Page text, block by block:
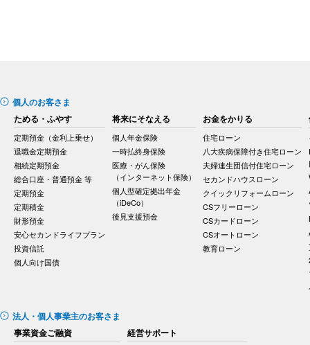
個人のお客さま
ためる・ふやす
定期預金（金利上乗せ）
退職金定期預金
相続定期預金
総合口座・普通預金 等
定期預金
定期積金
財形預金
安心セカンドライフプラン
投資信託
個人向け国債
将来にそなえる
個人年金保険
一時払終身保険
医療・がん保険
（インターネット保険）
個人型確定拠出年金
（iDeCo）
後見支援預金
お金をかりる
住宅ローン
八大疾病保障付き住宅ローン
夫婦連生団信付住宅ローン
セカンドハウスローン
クイックリフォームローン
CSフリーローン
CSカードローン
CSオートローン
教育ローン
法人・個人事業主のお客さま
事業資金ご融資
経営サポート